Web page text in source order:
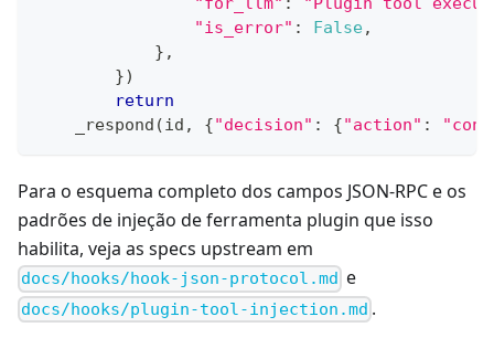
"is_error" : False,
} ,
})
return
    _respond
(id , {"decision" : {"action" :
Para o esquema completo dos campos JSON-RPC e os
padrões de injeção de ferramenta plugin que isso
habilita, veja as specs upstream em
docs/hooks/hook-json-protocol.md e
docs/hooks/plugin-tool-injection.md .